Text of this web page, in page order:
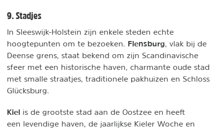
9. Stadjes
In Sleeswijk-Holstein zijn enkele steden echte
hoogtepunten om te bezoeken. Flensburg , vlak bij de
Deense grens, staat bekend om zijn Scandinavische
sfeer met een historische haven, charmante oude stad
met smalle straatjes, traditionele pakhuizen en Schloss
Glücksburg.
Kiel is de grootste stad aan de Oostzee en heeft
een levendige haven, de jaarlijkse Kieler Woche en